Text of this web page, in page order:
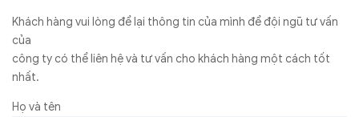
Khách hàng vui lòng để lại thông tin của mình để đội ngũ tư vấn
của
công ty có thể liên hệ và tư vấn cho khách hàng một cách tốt
nhất.
Họ và tên